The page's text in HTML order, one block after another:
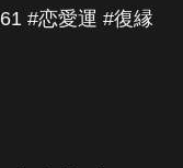
#恋愛運 #復縁